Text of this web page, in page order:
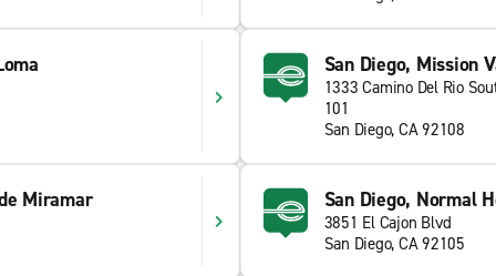
San Diego, Mission
1333 Camino Del Rio
101
San Diego, CA 92108
Miramar San Diego, Normal
3851 El Cajon Blvd
San Diego, CA 92105